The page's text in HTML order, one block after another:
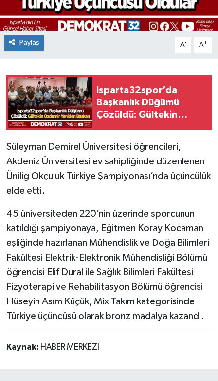
Paylaş A- A+
Isparta32spor’da
Başkanlık Düğümü
Çözüldü: Gültekin
Süleyman Demirel Üniversitesi öğrencileri,
Akdeniz Üniversitesi ev sahipliğinde düzenlenen
Ünilig Okçuluk Türkiye Şampiyonası’nda üçüncülük
elde etti.
45 üniversiteden 220’nin üzerinde sporcunun
katıldığı şampiyonaya, Eğitmen Koray Kocaman
eşliğinde hazırlanan Mühendislik ve Doğa Bilimleri
Fakültesi Elektrik-Elektronik Mühendisliği Bölümü
öğrencisi Elif Dural ile Sağlık Bilimleri Fakültesi
Fizyoterapi ve Rehabilitasyon Bölümü öğrencisi
Hüseyin Asım Küçük, Mix Takım kategorisinde
Türkiye üçüncüsü olarak bronz madalya kazandı.
Kaynak: HABER MERKEZİ